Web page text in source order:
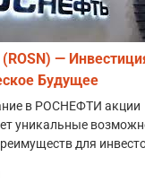
—
Будущее
в РОСНЕФТИ акции
уникальные
для